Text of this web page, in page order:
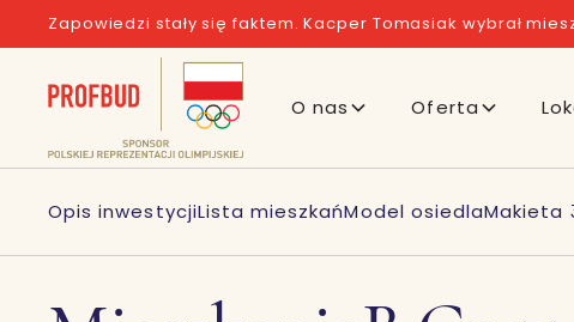
Zapowiedzi stały się faktem. Kacper Tomasiak wybrał
O nas Oferta
Opis inwestycjiLista mieszkańModel osiedlaMakieta